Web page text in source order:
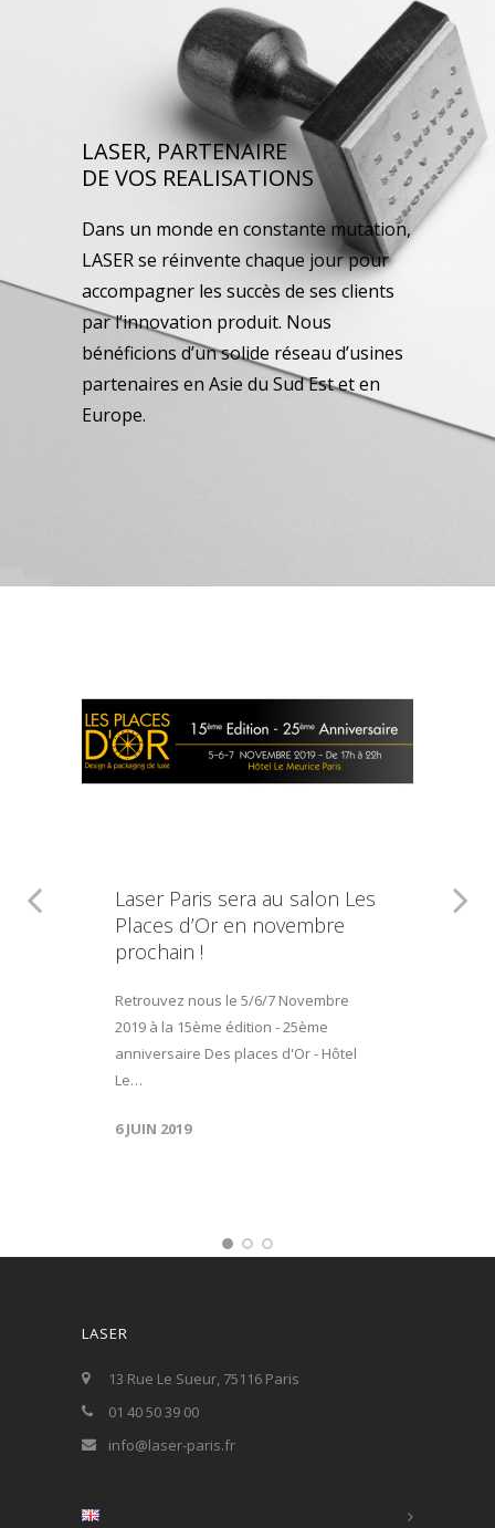
LASER, PARTENAIRE
DE VOS REALISATIONS
Dans un monde en constante mutation,
LASER se réinvente chaque jour pour
accompagner les succès de ses clients
par l’innovation produit. Nous
bénéficions d’un solide réseau d’usines
partenaires en Asie du Sud Est et en
Europe.
Laser Paris sera au salon Les
Places d’Or en novembre
prochain !
Retrouvez nous le 5/6/7 Novembre
2019 à la 15ème édition - 25ème
anniversaire Des places d'Or - Hôtel
Le…
6 JUIN 2019
LASER
13 Rue Le Sueur, 75116 Paris
01 40 50 39 00
info@laser-paris.fr